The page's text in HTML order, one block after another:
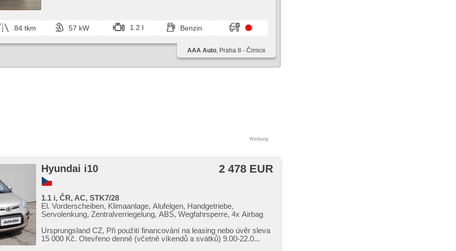
84 tkm 57 kW 1.2 l Benzin
AAA Auto, Praha 8 - Čimice
Werbung
Hyundai i10 2 478 EUR
1.1 i, ČR, AC, STK7/28
El. Vorderscheiben, Klimaanlage, Alufelgen, Handgetriebe,
Servolenkung, Zentralverriegelung, ABS, Wegfahrsperre, 4x Airbag
Ursprungsland CZ,​ Při použití financování na leasing nebo úvěr sleva
15 000 Kč. Otevřeno denně (včetně víkendů a svátků) 9.00​-22.0...